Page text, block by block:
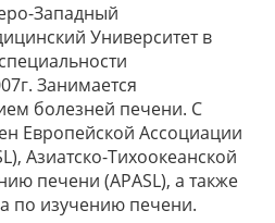
Западный
Университет в
Занимается
болезней печени. С
Европейской Ассоциации
Азиатско-Тихоокеанской
печени (APASL), а также
по изучению печени.